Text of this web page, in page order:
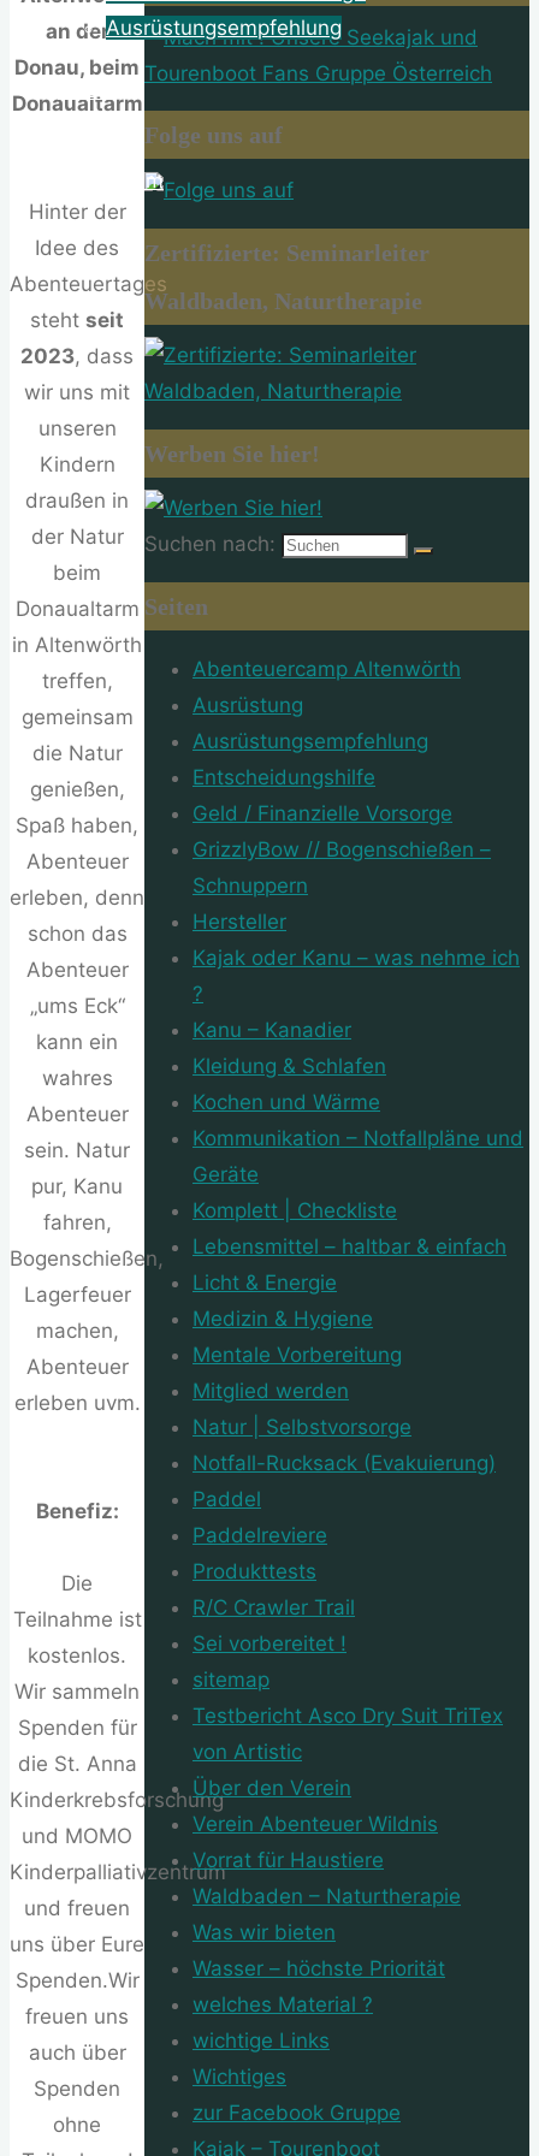
Ausrüstungsempfehlung
About
Impressum
an der
Donau, beim
Donaualtarm
Hinter der
Idee des
Abenteuertages
steht seit
2023, dass
wir uns mit
unseren
Kindern
draußen in
der Natur
beim
Donaualtarm
in Altenwörth
treffen,
gemeinsam
die Natur
genießen,
Spaß haben,
Abenteuer
erleben, denn
schon das
Abenteuer
„ums Eck“
kann ein
wahres
Abenteuer
sein. Natur
pur, Kanu
fahren,
Bogenschießen,
Lagerfeuer
machen,
Abenteuer
erleben uvm.
Benefiz:
Die
Teilnahme ist
kostenlos.
Wir sammeln
Spenden für
die St. Anna
Kinderkrebsforschung
und MOMO
Kinderpalliativzentrum
und freuen
uns über Eure
Spenden.Wir
freuen uns
auch über
Spenden
ohne
Folge uns auf
Zertifizierte: Seminarleiter
Waldbaden, Naturtherapie
Werben Sie hier!
Suchen nach:
Seiten
Abenteuercamp Altenwörth
Ausrüstung
Ausrüstungsempfehlung
Entscheidungshilfe
Geld / Finanzielle Vorsorge
GrizzlyBow // Bogenschießen –
Schnuppern
Hersteller
Kajak oder Kanu – was nehme ich
?
Kanu – Kanadier
Kleidung & Schlafen
Kochen und Wärme
Kommunikation – Notfallpläne und
Geräte
Komplett | Checkliste
Lebensmittel – haltbar & einfach
Licht & Energie
Medizin & Hygiene
Mentale Vorbereitung
Mitglied werden
Natur | Selbstvorsorge
Notfall-Rucksack (Evakuierung)
Paddel
Paddelreviere
Produkttests
R/C Crawler Trail
Sei vorbereitet !
sitemap
Testbericht Asco Dry Suit TriTex
von Artistic
Über den Verein
Verein Abenteuer Wildnis
Vorrat für Haustiere
Waldbaden – Naturtherapie
Was wir bieten
Wasser – höchste Priorität
welches Material ?
wichtige Links
Wichtiges
zur Facebook Gruppe
Kajak – Tourenboot